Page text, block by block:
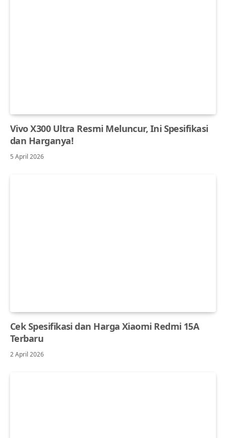
Vivo X300 Ultra Resmi Meluncur, Ini Spesifikasi
dan Harganya!
5 April 2026
Cek Spesifikasi dan Harga Xiaomi Redmi 15A
Terbaru
2 April 2026